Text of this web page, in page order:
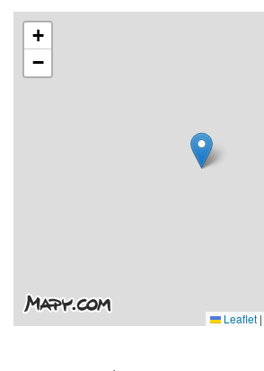
+
−
Leaflet |